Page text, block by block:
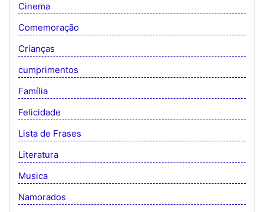
Cinema
Comemoração
Crianças
cumprimentos
Família
Felicidade
Lista de Frases
Literatura
Musica
Namorados